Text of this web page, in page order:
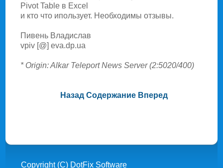
Pivot Table в Excel
и кто что ипользует. Hеобходимы отзывы.
Пивень Владислав
vpiv [@] eva.dp.ua
* Origin: Alkar Teleport News Server (2:5020/400)
Назад Содержание Вперед
Copyright (C) DotFix Software